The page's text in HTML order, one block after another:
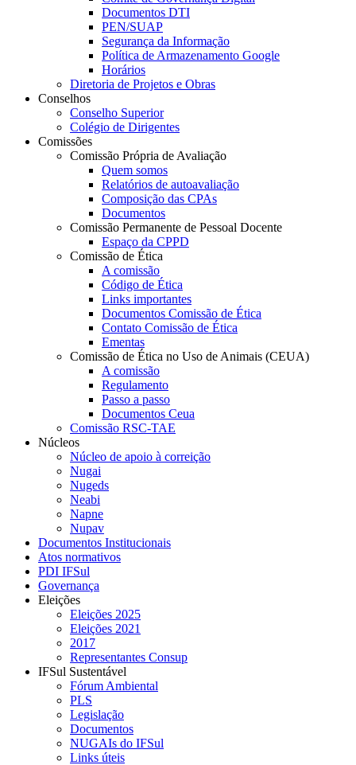
Documentos DTI
PEN/SUAP
Segurança da Informação
Política de Armazenamento Google
Horários
Diretoria de Projetos e Obras
Conselhos
Conselho Superior
Colégio de Dirigentes
Comissões
Comissão Própria de Avaliação
Quem somos
Relatórios de autoavaliação
Composição das CPAs
Documentos
Comissão Permanente de Pessoal Docente
Espaço da CPPD
Comissão de Ética
A comissão
Código de Ética
Links importantes
Documentos Comissão de Ética
Contato Comissão de Ética
Ementas
Comissão de Ética no Uso de Animais (CEUA)
A comissão
Regulamento
Passo a passo
Documentos Ceua
Comissão RSC-TAE
Núcleos
Núcleo de apoio à correição
Nugai
Nugeds
Neabi
Napne
Nupav
Documentos Institucionais
Atos normativos
PDI IFSul
Governança
Eleições
Eleições 2025
Eleições 2021
2017
Representantes Consup
IFSul Sustentável
Fórum Ambiental
PLS
Legislação
Documentos
NUGAIs do IFSul
Links úteis